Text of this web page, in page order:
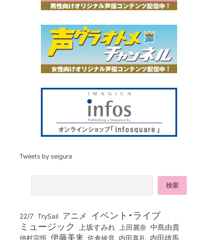
Tweets by seigura
22/7 TrySail アニメ イベント・ライブ
ミュージック 上坂すみれ 上田麗奈 中島由貴
仲村宗悟 伊藤美来 佐倉綾音 内田真礼 内田雄馬